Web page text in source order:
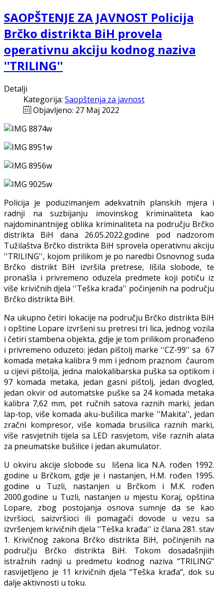
SAOPŠTENJE ZA JAVNOST Policija
Brčko distrikta BiH provela
operativnu akciju kodnog naziva
''TRILING''
Detalji
Kategorija: Saopštenja za javnost
Objavljeno: 27 Maj 2022
Policija je poduzimanjem adekvatnih planskih mjera i
radnji na suzbijanju imovinskog kriminaliteta kao
najdominantnijeg oblika kriminaliteta na području Brčko
distrikta BiH dana 26.05.2022.godine pod nadzorom
Tužilaštva Brčko distrikta BiH sprovela operativnu akciju
''TRILING'', kojom prilikom je po naredbi Osnovnog suda
Brčko distrikt BiH izvršila pretrese, lišila slobode, te
pronašla i privremeno oduzela predmete koji potiču iz
više krivičnih djela ''Teška krađa'' počinjenih na području
Brčko distrikta BiH.
Na ukupno četiri lokacije na području Brčko distrikta BiH
i opštine Lopare izvršeni su pretresi tri lica, jednog vozila
i četiri stambena objekta, gdje je tom prilikom pronađeno
i privremeno oduzeto: jedan pištolj marke ''CZ-99'' sa 67
komada metaka kalibra 9 mm i jednom praznom čaurom
u cijevi pištolja, jedna malokalibarska puška sa optikom i
97 komada metaka, jedan gasni pištolj, jedan dvogled,
jedan okvir od automatske puške sa 24 komada metaka
kalibra 7,62 mm, pet ručnih satova raznih marki, jedan
lap-top, više komada aku-bušilica marke ''Makita'', jedan
zračni kompresor, više komada brusilica raznih marki,
više rasvjetnih tijela sa LED rasvjetom, više raznih alata
za pneumatske bušilice i jedan akumulator.
U okviru akcije slobode su lišena lica N.A. rođen 1992.
godine u Brčkom, gdje je i nastanjen, H.M. rođen 1995.
godine u Tuzli, nastanjen u Brčkom i M.K. rođen
2000.godine u Tuzli, nastanjen u mjestu Koraj, opština
Lopare, zbog postojanja osnova sumnje da se kao
izvršioci, saizvršioci ili pomagači dovode u vezu sa
izvršenjem krivičnih djela ''Teška krađa'' iz člana 281. stav
1. Krivičnog zakona Brčko distrikta BiH, počinjenih na
području Brčko distrikta BiH. Tokom dosadašnjiih
istražnih radnji u predmetu kodnog naziva ‘’TRILING’’
rasvijetljeno je 11 krivičnih djela ‘’Teška krađa’’, dok su
dalje aktivnosti u toku.